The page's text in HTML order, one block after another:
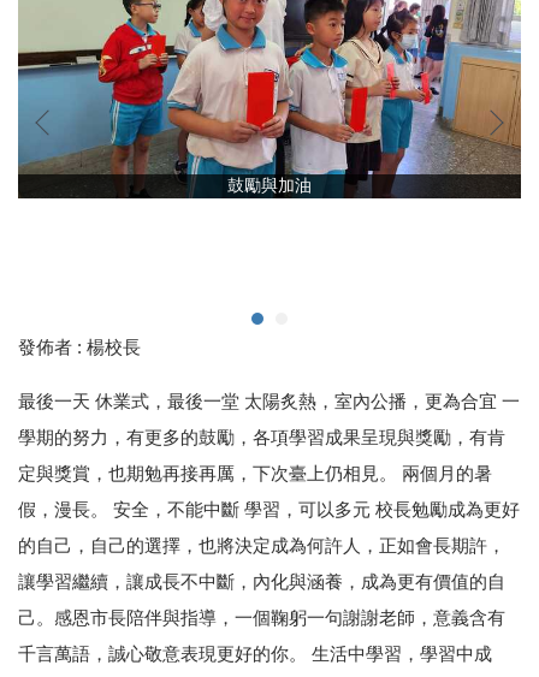
鼓勵與加油
發佈者 : 楊校長
最後一天 休業式，最後一堂 太陽炙熱，室內公播，更為合宜 一
學期的努力，有更多的鼓勵，各項學習成果呈現與獎勵，有肯
定與獎賞，也期勉再接再厲，下次臺上仍相見。 兩個月的暑
假，漫長。 安全，不能中斷 學習，可以多元 校長勉勵成為更好
的自己，自己的選擇，也將決定成為何許人，正如會長期許，
讓學習繼續，讓成長不中斷，內化與涵養，成為更有價值的自
己。感恩市長陪伴與指導，一個鞠躬一句謝謝老師，意義含有
千言萬語，誠心敬意表現更好的你。 生活中學習，學習中成